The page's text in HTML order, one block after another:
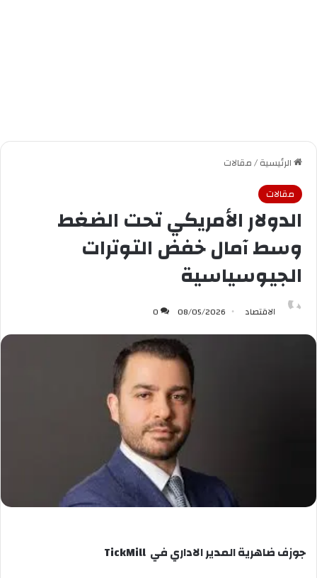
الرئيسية/مقالات
مقالات
الدولار الأمريكي تحت الضغط
وسط آمال خفض التوترات
الجيوسياسية
الاقتصاد 08/05/2026
0
جوزف ضاهرية المدير الاداري في TickMill